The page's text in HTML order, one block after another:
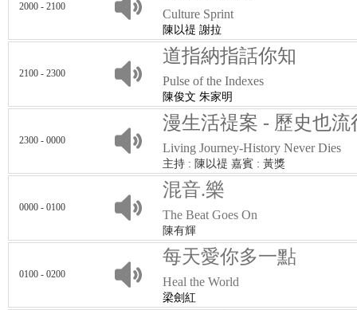
2000 - 2100
Culture Sprint
陳以禔 謝拉
2100 - 2300
道指納指話你知
Pulse of the Indexes
陳俊文 朱家明
2300 - 0000
漫生活禔案 - 歷史也流
Living Journey-History Never Dies
主持 : 陳以禔 嘉賓 : 黃獎
0000 - 0100
混音.樂
The Beat Goes On
陳有輝
0100 - 0200
每天愛你多一點
Heal the World
梁劍紅